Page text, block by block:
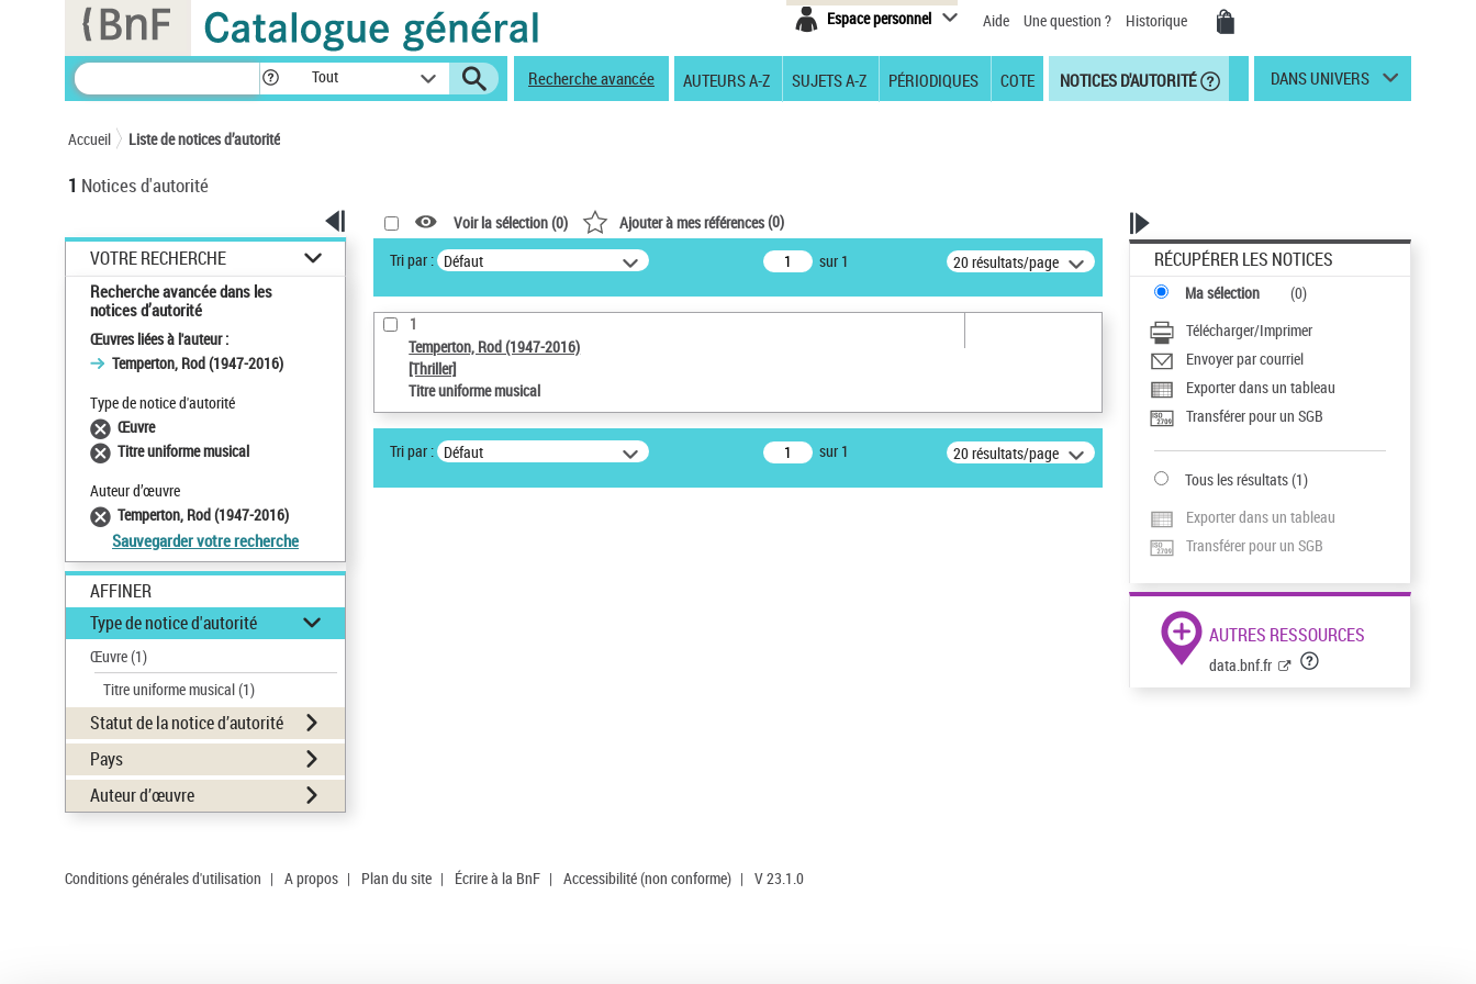
Espace personnel Aide Une question ? Historique
Tout Recherche avancée AUTEURS A-Z SUJETS A-Z PÉRIODIQUES COTE NOTICES D'AUTORITÉ DANS UNIVERS
Accueil Liste de notices d’autorité
1 Notices d'autorité
VOTRE RECHERCHE
Recherche avancée dans les
notices d’autorité
Œuvres liées à l'auteur :
Temperton, Rod (1947-2016)
Type de notice d'autorité
Œuvre
Titre uniforme musical
Auteur d’œuvre
Temperton, Rod (1947-2016)
Sauvegarder votre recherche
AFFINER
Type de notice d'autorité
Œuvre(1)
Titre uniforme musical(1)
Statut de la notice d’autorité
Pays
Auteur d’œuvre
Voir la sélection (0) Ajouter à mes références(0)
Tri par : Défaut sur 1 20 résultats/page
1
Temperton, Rod (1947-2016)
[Thriller]
Titre uniforme musical
Tri par : Défaut sur 1 20 résultats/page
RÉCUPÉRER LES NOTICES
Ma sélection (0)
Télécharger/Imprimer
Envoyer par courriel
Exporter dans un tableau
Transférer pour un SGB
Tous les résultats(1)
Exporter dans un tableau
Transférer pour un SGB
AUTRES RESSOURCES
data.bnf.fr
Conditions générales d'utilisation | A propos | Plan du site | Écrire à la BnF | Accessibilité (non conforme) | V 23.1.0
Panneau de gestion des cookies